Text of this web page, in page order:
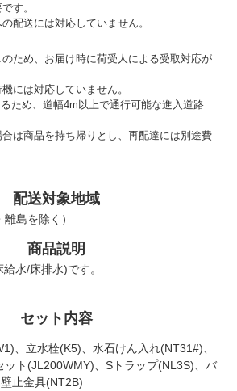
す。
配送には対応していません。
ため、お届け時に荷受人による受取対応が
には対応していません。
ため、道幅4m以上で通行可能な進入道路
は商品を持ち帰りとし、再配達には別途費
配送対象地域
島を除く）
商品説明
水/床排水)です。
セット内容
、立水栓(K5)、水石けん入れ(NT31#)、
ット(JL200WMY)、Sトラップ(NL3S)、バ
止金具(NT2B)